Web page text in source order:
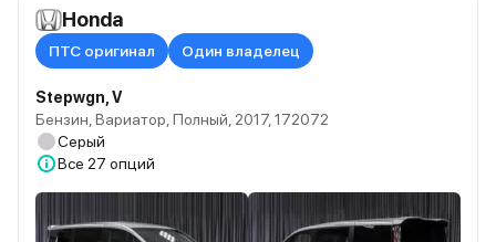
Honda
ПТС оригинал Один владелец
Stepwgn, V
Бензин, Вариатор, Полный, 2017, 172072
Серый
Все 27 опций